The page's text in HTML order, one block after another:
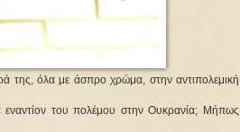
της, όλα με άσπρο χρώμα, στην αντιπολεμική
του πολέμου στην Ουκρανία; Μήπως